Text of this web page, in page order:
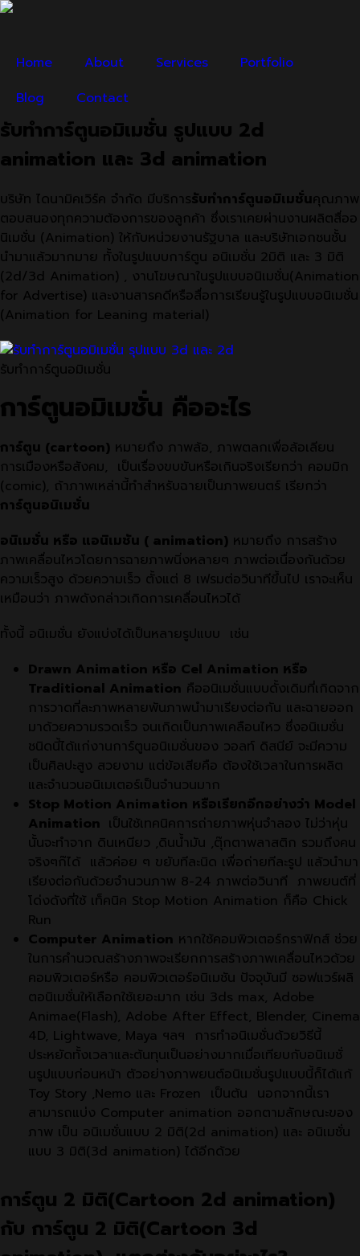
Home About Services
Portfolio
Blog
Contact
รับทำการ์ตูนอมิเมชั่น รูปแบบ 2d
animation และ 3d animation
บริษัท ไดนามิคเวิร์ค จำกัด มีบริการรับทำการ์ตูนอมิเมชั่นคุณภาพ
ตอบสนองทุกความต้องการของลูกค้า ซึ่งเราเคยผ่านงานผลิตสื่ออ
นิเมชั่น (Animation) ให้กับหน่วยงานรัฐบาล และบริษัทเอกชนชั้น
นำมาแล้วมากมาย ทั้งในรูปแบบการ์ตูน อนิเมชั่น 2มิติ และ 3 มิติ
(2d/3d Animation) , งานโฆษณาในรูปแบบอนิเมชั่น(Animation
for Advertise) และงานสารคดีหรือสื่อการเรียนรู้ในรูปแบบอนิเมชั่น
(Animation for Leaning material)
รับทำการ์ตูนอมิเมชั่น
การ์ตูนอมิเมชั่น คืออะไร
การ์ตูน (cartoon) หมายถึง ภาพล้อ, ภาพตลกเพื่อล้อเลียน
การเมืองหรือสังคม, เป็นเรื่องขบขันหรือเกินจริงเรียกว่า คอมมิก
(comic), ถ้าภาพเหล่านี้ทำสำหรับฉายเป็นภาพยนตร์ เรียกว่า
การ์ตูนอนิเมชั่น
อนิเมชั่น หรือ แอนิเมชัน ( animation) หมายถึง การสร้าง
ภาพเคลื่อนไหวโดยการฉายภาพนิ่งหลายๆ ภาพต่อเนื่องกันด้วย
ความเร็วสูง ด้วยความเร็ว ตั้งแต่ 8 เฟรมต่อวินาทีขึ้นไป เราจะเห็น
เหมือนว่า ภาพดังกล่าวเกิดการเคลื่อนไหวได้
ทั้งนี้ อนิเมชั่น ยังแบ่งได้เป็นหลายรูปแบบ เช่น
Drawn Animation หรือ Cel Animation หรือ
Traditional Animation คืออนิเมชั่นแบบดั้งเดิมที่เกิดจาก
การวาดที่ละภาพหลายพันภาพนำมาเรียงต่อกัน และฉายออก
มาด้วยความรวดเร็ว จนเกิดเป็นภาพเคลือนไหว ซึ่งอนิเมชั่น
ชนิดนี้ได้แก่งานการ์ตูนอนิเมชั่นของ วอลท์ ดิสนีย์ จะมีความ
เป็นศิลปะสูง สวยงาม แต่ข้อเสียคือ ต้องใช้เวลาในการผลิต
และจำนวนอนิเมเตอร์เป็นจำนวนมาก
Stop Motion Animation หรือเรียกอีกอย่างว่า Model
Animation เป็นใช้เทคนิคการถ่ายภาพหุ่นจำลอง ไม่ว่าหุ่น
นั้นจะทำจาก ดินเหนียว ,ดินน้ำมัน ,ตุ๊กตาพลาสติก รวมถึงคน
จริงๆก๊ได้ แล้วค่อย ๆ ขยับทีละนิด เพื่อถ่ายทีละรูป แล้วนำมา
เรียงต่อกันด้วยจำนวนภาพ 8-24 ภาพต่อวินาที ภาพยนต์ที่
โด่งดังที่ใช้ เท็คนิค Stop Motion Animation ก็คือ Chick
Run
Computer Animation หากใช้คอมพิวเตอร์กราฟิกส์ ช่วย
ในการคำนวณสร้างภาพจะเรียกการสร้างภาพเคลื่อนไหวด้วย
คอมพิวเตอร์หรือ คอมพิวเตอร์อนิเมชัน ปัจจุบันมี ซอฟแวร์ผลิ
ตอนิเมชั่นให้เลือกใช้เยอะมาก เช่น 3ds max, Adobe
Animae(Flash), Adobe After Effect, Blender, Cinema
4D, Lightwave, Maya ฯลฯ การทำอนิเมชั่นด้วยวิธีนี้
ประหยัดทั้งเวลาและต้นทุนเป็นอย่างมากเมื่อเทียบกับอนิเมชั่
นรูปแบบก่อนหน้า ตัวอย่างภาพยนต์อนิเมชั่นรูปแบบนี้ก็ได้แก้
Toy Story ,Nemo และ Frozen เป็นต้น นอกจากนี้เรา
สามารถแบ่ง Computer animation ออกตามลักษณะของ
ภาพ เป็น อนิเมชั่นแบบ 2 มิติ(2d animation) และ อนิเมชั่น
แบบ 3 มิติ(3d animation) ได้อีกด้วย
การ์ตูน 2 มิติ(Cartoon 2d animation)
กับ การ์ตูน 2 มิติ(Cartoon 3d